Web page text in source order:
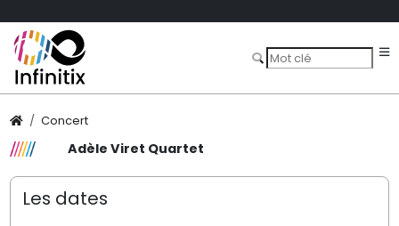
Concert
Adèle Viret Quartet
Les dates